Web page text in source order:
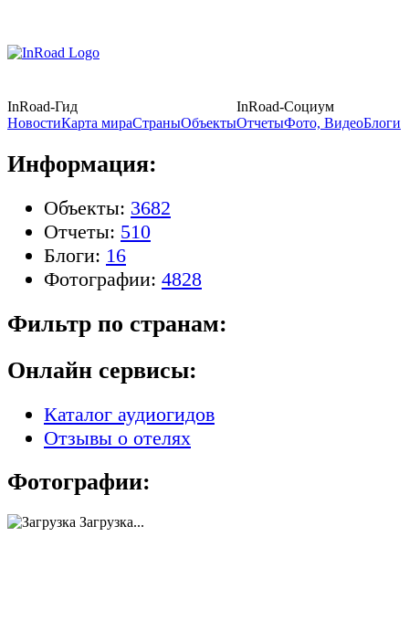
InRoad-Гид
InRoad-Социум
НовостиКарта мираСтраныОбъектыОтчетыФото, ВидеоБлоги
Информация:
Объекты: 3682
Отчеты: 510
Блоги: 16
Фотографии: 4828
Фильтр по странам:
Онлайн сервисы:
Каталог аудиогидов
Отзывы о отелях
Фотографии:
Загрузка...